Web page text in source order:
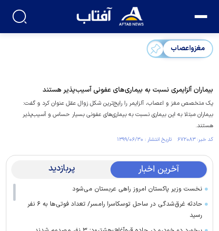
مغزواعصاب
بیماران آلزایمری نسبت به بیماری‌های عفونی آسیب‌پذیر هستند
یک متخصص مغز و اعصاب، آلزایمر را رایج‌ترین شکل زوال عقل عنوان کرد و گفت:
بیماران مبتلا به این بیماری نسبت به بیماری‌های عفونی بسیار حساس و آسیب‌پذیر
هستند.
کد خبر: ۶۷۲۰۸۳ تاریخ انتشار : ۱۳۹۹/۰۶/۳۰
آخرین اخبار پربازدید
نخست وزیر پاکستان امروز راهی عربستان می‌شود
حادثه غرق‌شدگی در ساحل توسکاسرا رامسر/ تعداد فوتی‌ها به ۶ نفر
رسید